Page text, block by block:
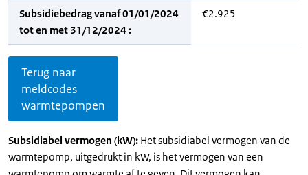
Subsidiebedrag vanaf 01/01/2024
tot en met 31/12/2024 :
€2.925
Terug naar
meldcodes
warmtepompen
Subsidiabel vermogen (kW): Het subsidiabel vermogen van de
warmtepomp, uitgedrukt in kW, is het vermogen van een